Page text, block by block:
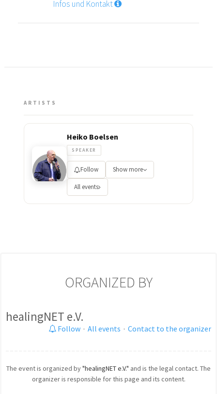
Infos und Kontakt
ARTISTS
Heiko Boelsen
SPEAKER
Follow Show more
All events
ORGANIZED BY
healingNET e.V.
Follow · All events · Contact to the organizer
The event is organized by"healingNET e.V." and is the legal contact. The
organizer is responsible for this page and its content.